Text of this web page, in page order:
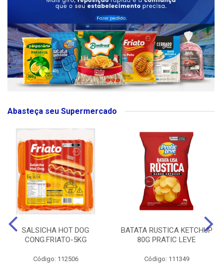
Abasteça seu Supermercado
SALSICHA HOT DOG
CONG.FRIATO-5KG
Código: 112506
BATATA RUSTICA KETCHUP
80G PRATIC LEVE
Código: 111349